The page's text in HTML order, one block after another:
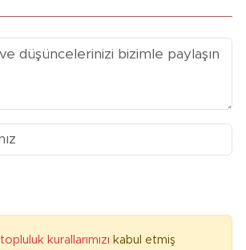
topluluk kurallarımızı kabul etmiş